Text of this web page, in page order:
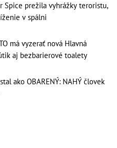
Spice prežila vyhrážky teroristu,
v spálni
má vyzerať nová Hlavná
aj bezbarierové toalety
ako OBARENÝ: NAHÝ človek